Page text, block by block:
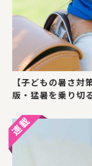
【子どもの暑さ
版・猛暑を乗り切